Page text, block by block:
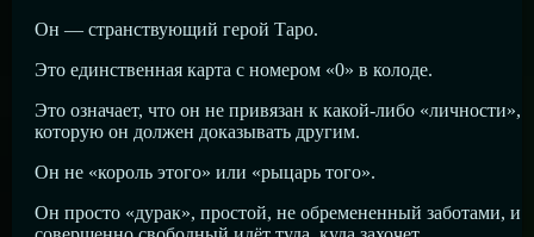
Он — странствующий герой Таро.
Это единственная карта с номером «0» в колоде.
Это означает, что он не привязан к какой-либо «личности»,
которую он должен доказывать другим.
Он не «король этого» или «рыцарь того».
Он просто «дурак», простой, не обремененный заботами, и